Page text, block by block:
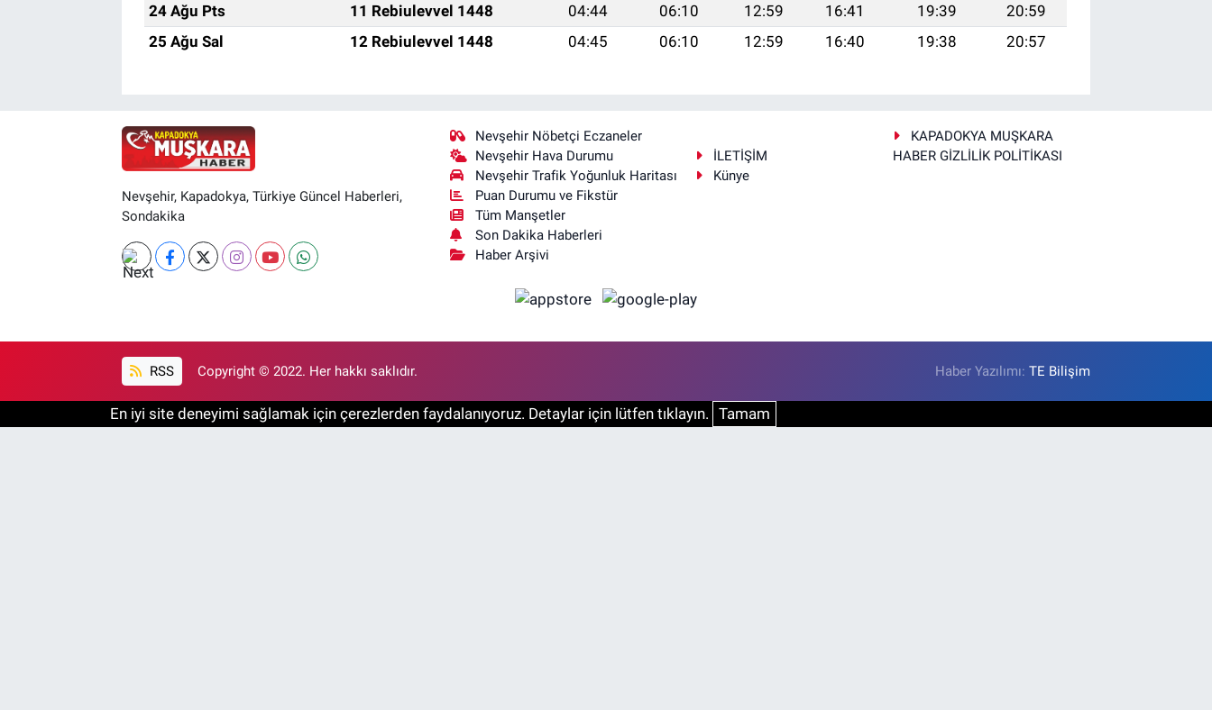
24 Ağu Pts
11 Rebiulevvel 1448 04:44 06:10 12:59 16:41 19:39
20:59
25 Ağu Sal
12 Rebiulevvel 1448 04:45 06:10 12:59 16:40 19:38 20:57
Nevşehir, Kapadokya, Türkiye Güncel Haberleri,
Sondakika
Nevşehir Nöbetçi Eczaneler
Nevşehir Hava Durumu
Nevşehir Trafik Yoğunluk Haritası
Puan Durumu ve Fikstür
Tüm Manşetler
Son Dakika Haberleri
Haber Arşivi
İLETİŞİM
KAPADOKYA MUŞKARA
HABER GİZLİLİK POLİTİKASI
Künye
RSS Copyright © 2022. Her hakkı saklıdır. Haber Yazılımı:TE Bilişim
En iyi site deneyimi sağlamak için çerezlerden faydalanıyoruz. Detaylar için lütfen tıklayın. Tamam